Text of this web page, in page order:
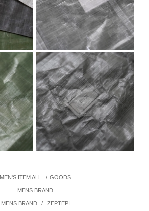
MEN'S ITEM ALL / GOODS
MENS BRAND
MENS BRAND / ZEPTEPI